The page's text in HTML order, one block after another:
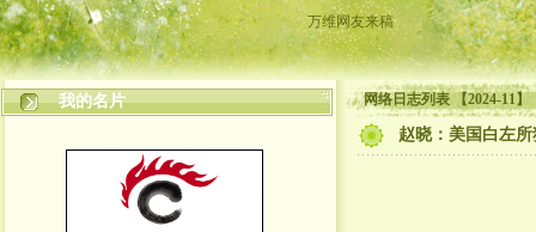
万维网友来稿
我的名片 网络日志列表 【2024-11】
赵晓：美国白左